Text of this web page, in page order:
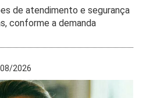
de atendimento e segurança
conforme a demanda
2026